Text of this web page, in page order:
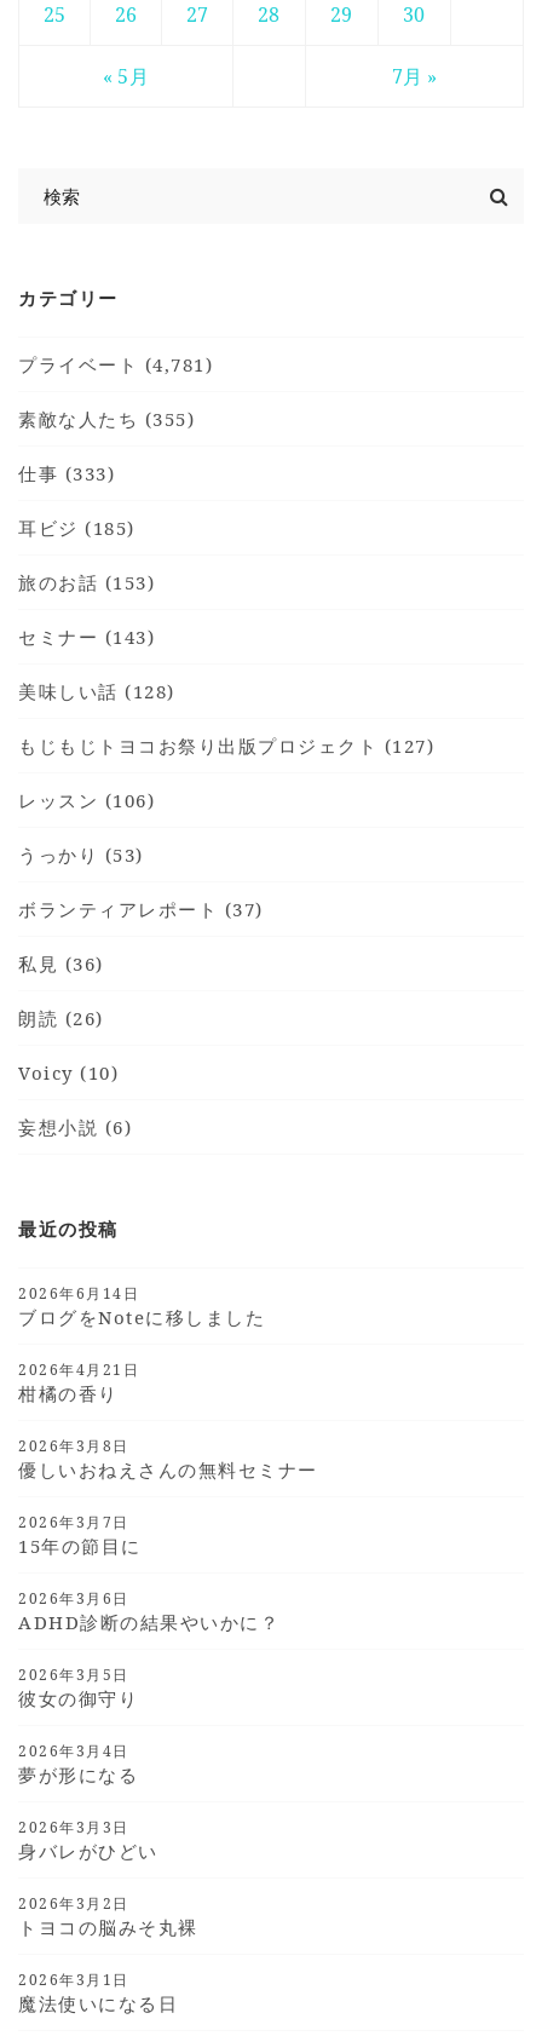
HOME
INFORMATION
BLOG
LESSON
« 5月 7月 »
25 26 27 28 29 30
カテゴリー
プライベート (4,781)
素敵な人たち (355)
仕事 (333)
耳ビジ (185)
旅のお話 (153)
セミナー (143)
美味しい話 (128)
もじもじトヨコお祭り出版プロジェクト (127)
レッスン (106)
うっかり (53)
ボランティアレポート (37)
私見 (36)
朗読 (26)
Voicy (10)
妄想小説 (6)
最近の投稿
2026年6月14日
ブログをnoteに移しました
2026年4月21日
柑橘の香り
2026年3月8日
優しいおねえさんの無料セミナー
2026年3月7日
15年の節目に
2026年3月6日
ADHD診断の結果やいかに？
2026年3月5日
彼女の御守り
2026年3月4日
夢が形になる
2026年3月3日
身バレがひどい
2026年3月2日
トヨコの脳みそ丸裸
2026年3月1日
魔法使いになる日